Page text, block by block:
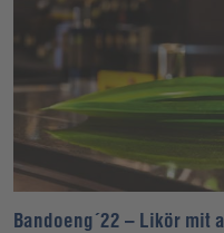
Bandoeng´22 – Likör mit